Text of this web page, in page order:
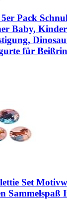
Pack
Baby,
für
Set
Sammelspaß